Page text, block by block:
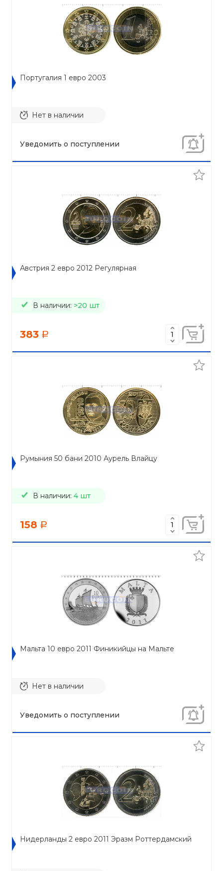
Португалия 1 евро 2003
Нет в наличии
Уведомить о поступлении
Австрия 2 евро 2012 Регулярная
В наличии: >20 шт
383 a
Румыния 50 бани 2010 Аурель Влайцу
В наличии: 4 шт
158 a
Мальта 10 евро 2011 Финикийцы на Мальте
Нет в наличии
Уведомить о поступлении
Нидерланды 2 евро 2011 Эразм Роттердамский